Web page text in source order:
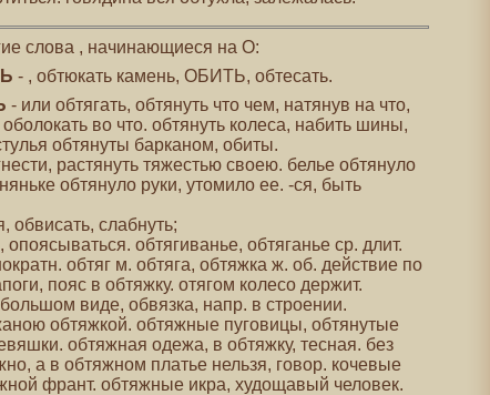
слова , начинающиеся на О:
- , обтюкать камень, ОБИТЬ, обтесать.
- или обтягать, обтянуть что чем, натянув на что,
оболокать во что. обтянуть колеса, набить шины,
обтянуты барканом, обиты.
растянуть тяжестью своею. белье обтянуло
обтянуло руки, утомило ее. -ся, быть
обвисать, слабнуть;
опоясываться. обтягиванье, обтяганье ср. длит.
обтяг м. обтяга, обтяжка ж. об. действие по
пояс в обтяжку. отягом колесо держит.
большом виде, обвязка, напр. в строении.
обтяжкой. обтяжные пуговицы, обтянутые
обтяжная одежа, в обтяжку, тесная. без
а в обтяжном платье нельзя, говор. кочевые
франт. обтяжные икра, худощавый человек.